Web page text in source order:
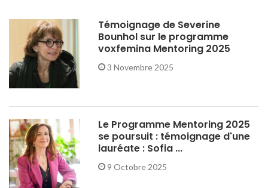
Témoignage de Severine
Bounhol sur le programme
voxfemina Mentoring 2025
3 Novembre 2025
Le Programme Mentoring 2025
se poursuit : témoignage d'une
lauréate : Sofia ...
9 Octobre 2025